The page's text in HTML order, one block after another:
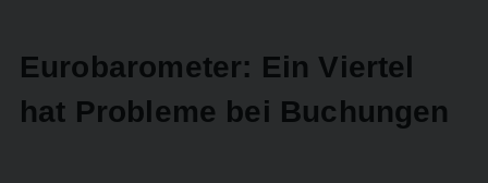
Eurobarometer: Ein Viertel
hat Probleme bei Buchungen